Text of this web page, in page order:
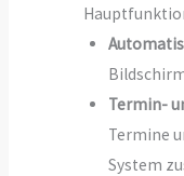
Termin-
Termine
System